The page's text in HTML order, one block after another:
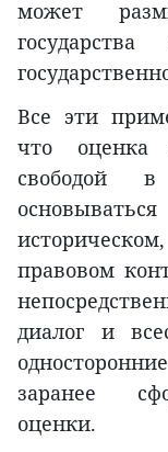
может
Все эти
что оценка
свободой
правовом
диалог и
заранее
оценки.